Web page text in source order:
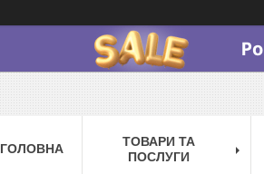
ГОЛОВНА
ТОВАРИ ТА
ПОСЛУГИ